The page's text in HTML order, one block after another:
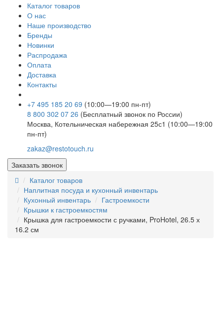
Каталог товаров
О нас
Наше производство
Бренды
Новинки
Распродажа
Оплата
Доставка
Контакты
+7 495 185 20 69 (10:00—19:00 пн-пт)
8 800 302 07 26 (Бесплатный звонок по России)
Москва, Котельническая набережная 25с1 (10:00—19:00
пн-пт)
zakaz@restotouch.ru
Заказать звонок
Каталог товаров
Наплитная посуда и кухонный инвентарь
Кухонный инвентарь
Гастроемкости
Крышки к гастроемкостям
Крышка для гастроемкости с ручками, ProHotel, 26.5 х
16.2 см